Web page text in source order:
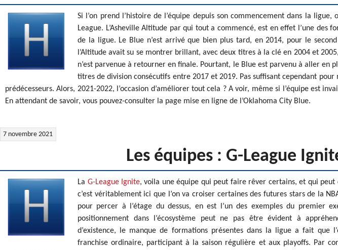
Si l’on prend l’histoire de l’équipe depuis son commencement dans la ligue,
League. L’Asheville Altitude par qui tout a commencé, est en effet l’une des
de la ligue. Le Blue n’est arrivé que bien plus tard, en 2014, pour le
l’Altitude avait su se montrer brillant, avec deux titres à la clé en 2004 et
n’est parvenue à retourner en finale. Pourtant, le Blue est parvenu à aller en
titres de division consécutifs entre 2017 et 2019. Pas suffisant cependant
prédécesseurs. Alors, 2021-2022, l’occasion d’améliorer tout cela ? A voir, même si l’équipe est
En attendant de savoir, vous pouvez-consulter la page mise en ligne de l’Oklahoma City Blue.
7 novembre 2021
Les équipes : G-League
La G-League Ignite, voila une équipe qui peut faire rêver certains, et qui peut
c’est véritablement ici que l’on va croiser certaines des futures stars de la
pour percer à l’étage du dessus, en est l’un des exemples du premier
positionnement dans l’écosystème peut ne pas être évident à
d’existence, le manque de formations présentes dans la ligue a fait que
franchise ordinaire, participant à la saison régulière et aux playoffs. Par